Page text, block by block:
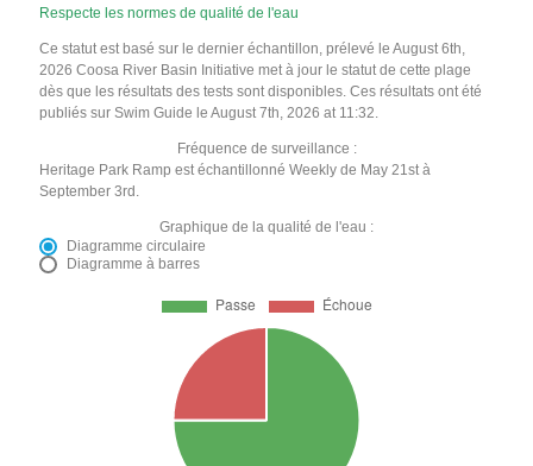
Respecte les normes de qualité de l'eau
Ce statut est basé sur le dernier échantillon, prélevé le August 6th,
2026 Coosa River Basin Initiative met à jour le statut de cette plage
dès que les résultats des tests sont disponibles. Ces résultats ont été
publiés sur Swim Guide le August 7th, 2026 at 11:32.
Fréquence de surveillance :
Heritage Park Ramp est échantillonné Weekly de May 21st à
September 3rd.
Graphique de la qualité de l'eau :
Diagramme circulaire
Diagramme à barres